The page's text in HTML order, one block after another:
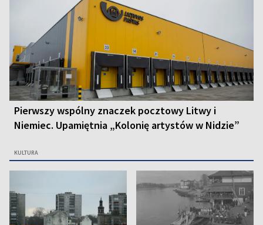
Pierwszy wspólny znaczek pocztowy Litwy i
Niemiec. Upamiętnia „Kolonię artystów w Nidzie”
KULTURA